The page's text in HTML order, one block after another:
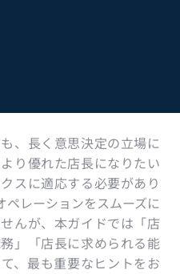
、長く意思決定の立場に
り優れた店長になりたい
スに適応する必要があり
ペレーションをスムーズに
んが、本ガイドでは「店
」「店長に求められる能
、最も重要なヒントをお